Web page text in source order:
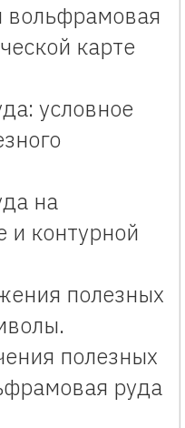
вольфрамовая
карте
условное
на
и контурной
полезных
полезных
руда